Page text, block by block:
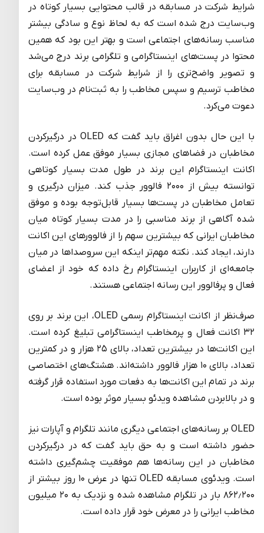
شرایط شرکت در مسابقه در قالب محتوایی بسیار کوتاه در
وب‌سایت درج شده است که به لحاظ نوع و سادگی بیشتر
مناسب رسانه‌های اجتماعی است و بهتر این بود که همین
محتوا در پست‌های اینستاگرامی و تلگرامی برند درج می‌شد
و تصویر واضح‌تری را از شرایط شرکت در مسابقه برای
مخاطب ترسیم و سپس مخاطب را به ثبت‌نام در وب‌سایت
دعوت می‌کرد.
با این حال بدون اغراق باید گفت که OLED در درگیرکردن
مخاطبان در فضاهای مجازی بسیار موفق عمل کرده است.
اکانت اینستاگرام این برند در طول مدت بسیار کوتاهی
توانسته بیش از ۲۰۰۰ فالوور جذب کند. میزان درگیری و
تعامل مخاطبان در پست‌ها بسیار قابل‌توجه بوده و موفق
شده آگاهی از برند مناسبی را در مدت بسیار کوتاه میان
مخاطبان ایرانی که بیشترین سهم را از فالوورهای این اکانت
دارند، ایجاد کند. نکته مهم‌تر اینکه این سروصداها در میان
جامعه‌ای از کاربران اینستاگرام رخ داده که خود از اعضای
فعال و پرفالوور این رسانه اجتماعی هستند.
صرف‌نظر از اکانت اینستاگرام رسمی OLED، این برند بر روی
۳۲ اکانت فعال و پرمخاطب اینستاگرامی تبلیغ کرده است.
این اکانت‌ها در بیشترین تعداد، بالای ۲۵ هزار و در کمترین
تعداد، بالای ۱۰ هزار فالوور داشته‌اند. هشتگ‌های اختصاصی
برند در تمام این اکانت‌ها به دفعات مورد استفاده قرار گرفته
و در بالابردن مشاهده ویدئو بسیار موثر بوده است.
OLED بر رسانه‌های اجتماعی دیگری مانند تلگرام و آپارات نیز
حضور داشته است و به حق باید گفت که در درگیرکردن
مخاطبان در این رسانه‌ها هم موفقیت چشم‌گیری داشته
است. ویدئوی مسابقه OLED تنها در عرض ۱۰ روز بیشتر از
۸۶۲٫۲۰۰ بار در تلگرام مشاهده شده و نزدیک به ۲۰ میلیون
مخاطب ایرانی را در معرض خود قرار داده است.